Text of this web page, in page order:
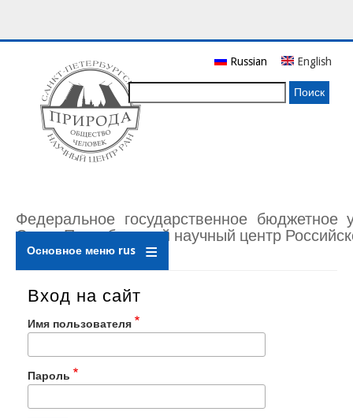
основному
содержанию
Федеральное государственное бюджетное
Санкт-Петербургский научный центр
Russian English
Основное меню rus
Вход на сайт
Имя пользователя
Пароль